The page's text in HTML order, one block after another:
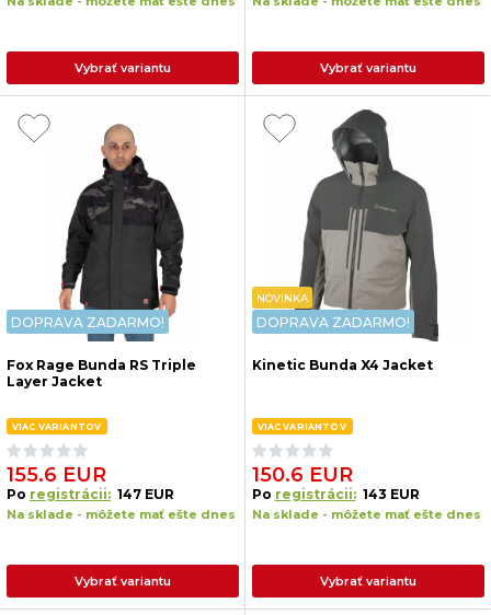
Vybrať variantu Vybrať variantu
DOPRAVA ZADARMO!
Fox Rage Bunda RS Triple
Layer Jacket
VIAC VARIANTOV
155.6 EUR
Po registrácii: 147 EUR
Na sklade - môžete mať ešte dnes
Vybrať variantu
NOVINKA
DOPRAVA ZADARMO!
Kinetic Bunda X4 Jacket
VIAC VARIANTOV
150.6 EUR
Po registrácii: 143 EUR
Na sklade - môžete mať ešte dnes
Vybrať variantu